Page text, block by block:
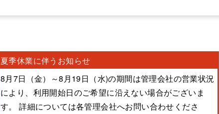
夏季休業に伴うお知らせ
8月7日（金）～8月19日（水)の期間は管理会社の営業状況
により、利用開始日のご希望に沿えない場合がございま
す。 詳細については各管理会社へお問い合わせくださ